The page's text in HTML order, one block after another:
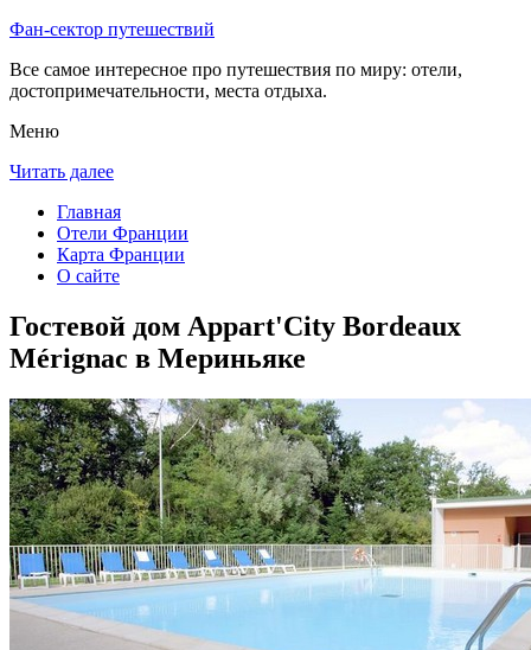
Фан-сектор путешествий
Все самое интересное про путешествия по миру: отели,
достопримечательности, места отдыха.
Меню
Читать далее
Главная
Отели Франции
Карта Франции
О сайте
Гостевой дом Appart'City Bordeaux
Mérignac в Мериньяке